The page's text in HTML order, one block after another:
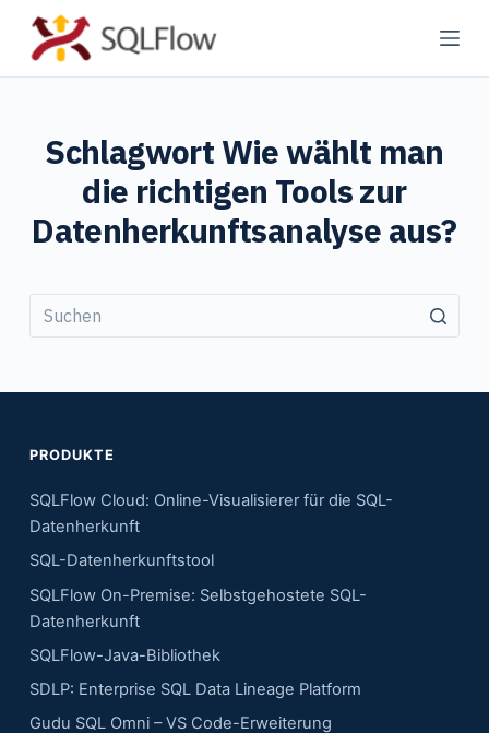
Z
u
n
Schlagwort Wie wählt man
die richtigen Tools zur
Datenherkunftsanalyse aus?
PRODUKTE
SQLFlow Cloud: Online-Visualisierer für die SQL-
Datenherkunft
SQL-Datenherkunftstool
SQLFlow On-Premise: Selbstgehostete SQL-
Datenherkunft
SQLFlow-Java-Bibliothek
SDLP: Enterprise SQL Data Lineage Platform
Gudu SQL Omni – VS Code-Erweiterung